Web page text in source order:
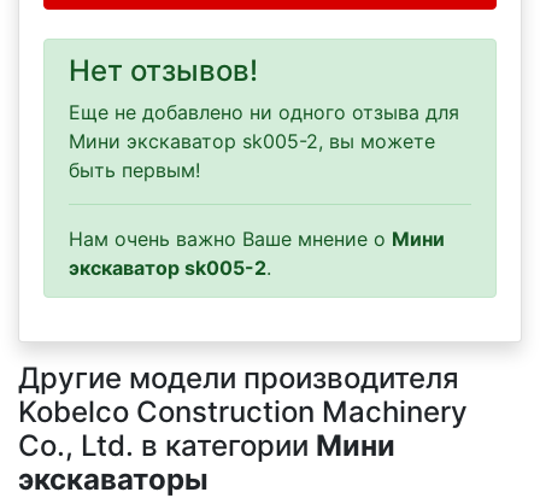
Нет отзывов!
Еще не добавлено ни одного отзыва для
Мини экскаватор sk005-2, вы можете
быть первым!
Нам очень важно Ваше мнение о Мини
экскаватор sk005-2.
Другие модели производителя
Kobelco Construction Machinery
Co., Ltd. в категории Мини
экскаваторы